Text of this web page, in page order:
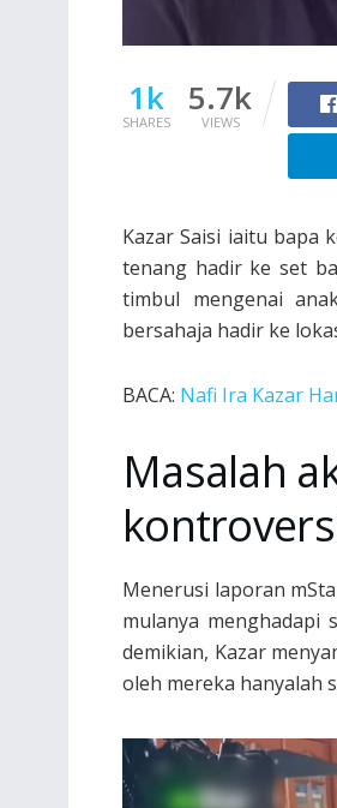
1k
SHARES
5.7k
VIEWS
Kazar Saisi iaitu bapa
tenang hadir ke set
timbul mengenai
bersahaja hadir ke
BACA: Nafi Ira Kazar
Masalah
Menerusi laporan
mulanya menghadapi
demikian, Kazar
oleh mereka hanyalah